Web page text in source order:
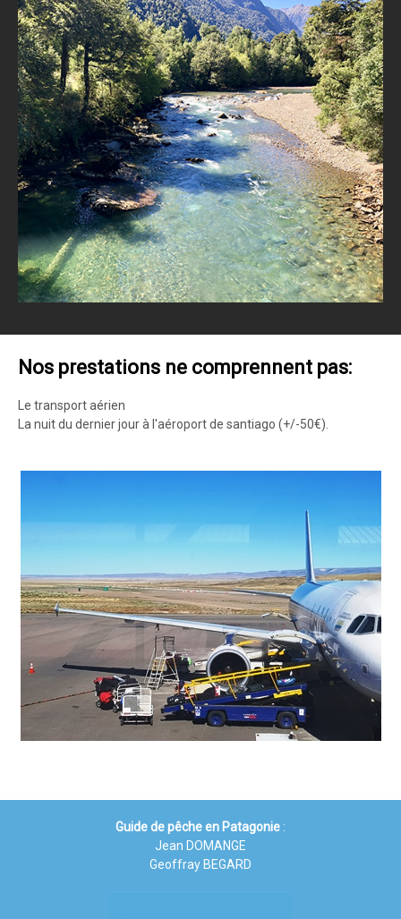
Nos prestations ne comprennent pas:
Le transport aérien
La nuit du dernier jour à l'aéroport de santiago (+/-50€).
Guide de pêche en Patagonie :
Jean DOMANGE
Geoffray BEGARD